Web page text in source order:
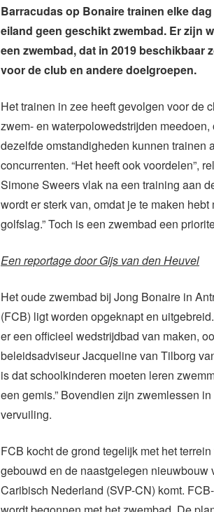
Barracudas op Bonaire trainen elke
eiland geen geschikt zwembad. Er zijn
een zwembad, dat in 2019 beschikbaar
voor de club en andere doelgroepen.
Het trainen in zee heeft gevolgen voor de
zwem- en waterpolowedstrijden meedoen,
dezelfde omstandigheden kunnen trainen
concurrenten. “Het heeft ook voordelen”,
Simone Sweers vlak na een training aan
wordt er sterk van, omdat je te maken hebt
golfslag.” Toch is een zwembad een
Een reportage door Gijs van den Heuvel
Het oude zwembad bij Jong Bonaire in
(FCB) ligt worden opgeknapt en
er een officieel wedstrijdbad van maken,
beleidsadviseur Jacqueline van Tilborg
is dat schoolkinderen moeten leren
een gemis.” Bovendien zijn zwemlessen
vervuiling.
FCB kocht de grond tegelijk met het
gebouwd en de naastgelegen
Caribisch Nederland (SVP-CN) komt.